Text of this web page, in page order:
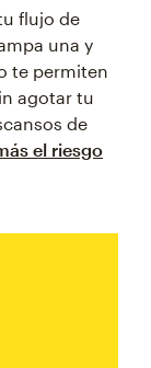
flujo de
una y
te permiten
agotar tu
de
el riesgo